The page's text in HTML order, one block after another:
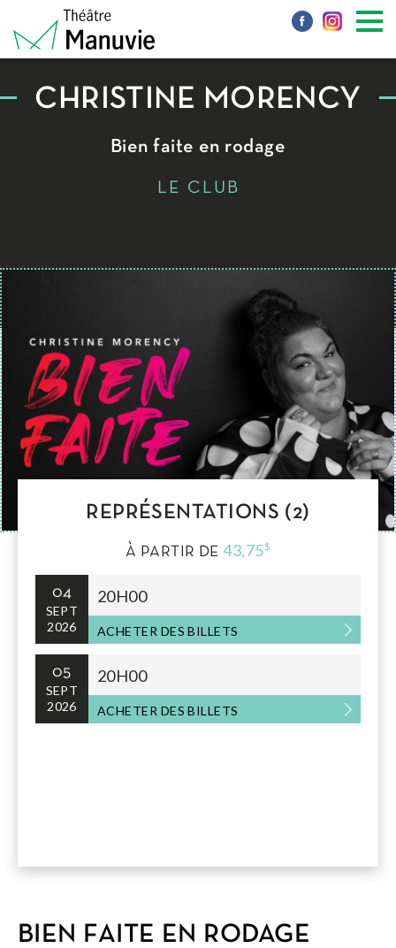
CHRISTINE MORENCY
Bien faite en rodage
LE CLUB
REPRÉSENTATIONS (2)
À PARTIR DE43,75$
04
SEPT
2026
20H00
ACHETER DES BILLETS
05
SEPT
2026
20H00
ACHETER DES BILLETS
BIEN FAITE EN RODAGE